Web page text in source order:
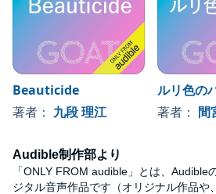
Beauticide
著者： 九段 理江
ルリ色の
著者： 間
Audible制作部より
「ONLY FROM audible」とは、Audible
ジタル音声作品です（オリジナル作品や